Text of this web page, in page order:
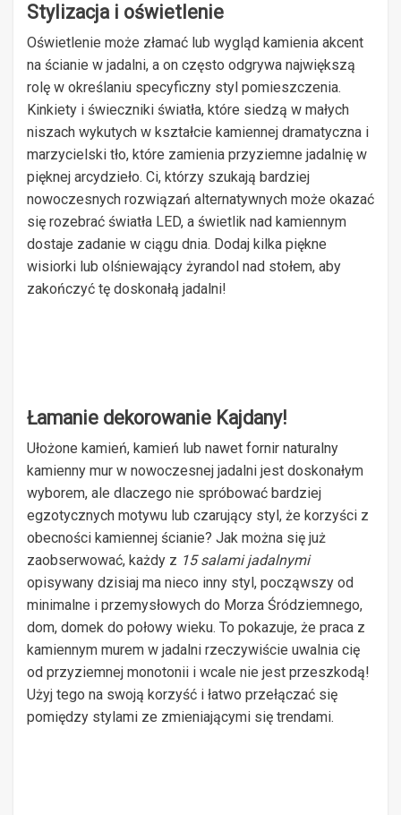
Stylizacja i oświetlenie
Oświetlenie może złamać lub wygląd kamienia akcent
na ścianie w jadalni, a on często odgrywa największą
rolę w określaniu specyficzny styl pomieszczenia.
Kinkiety i świeczniki światła, które siedzą w małych
niszach wykutych w kształcie kamiennej dramatyczna i
marzycielski tło, które zamienia przyziemne jadalnię w
pięknej arcydzieło. Ci, którzy szukają bardziej
nowoczesnych rozwiązań alternatywnych może okazać
się rozebrać światła LED, a świetlik nad kamiennym
dostaje zadanie w ciągu dnia. Dodaj kilka piękne
wisiorki lub olśniewający żyrandol nad stołem, aby
zakończyć tę doskonałą jadalni!
Łamanie dekorowanie Kajdany!
Ułożone kamień, kamień lub nawet fornir naturalny
kamienny mur w nowoczesnej jadalni jest doskonałym
wyborem, ale dlaczego nie spróbować bardziej
egzotycznych motywu lub czarujący styl, że korzyści z
obecności kamiennej ścianie? Jak można się już
zaobserwować, każdy z 15 salami jadalnymi
opisywany dzisiaj ma nieco inny styl, począwszy od
minimalne i przemysłowych do Morza Śródziemnego,
dom, domek do połowy wieku. To pokazuje, że praca z
kamiennym murem w jadalni rzeczywiście uwalnia cię
od przyziemnej monotonii i wcale nie jest przeszkodą!
Użyj tego na swoją korzyść i łatwo przełączać się
pomiędzy stylami ze zmieniającymi się trendami.